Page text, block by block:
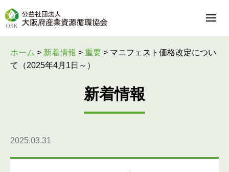
ホーム > 新着情報 > 重要 > マニフェスト価格改定につい
て（2025年4月1日～）
新着情報
2025.03.31